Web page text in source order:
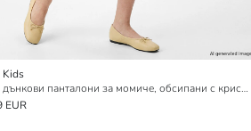
Kids
Къси дънкови панталони за момиче, обсипани с кристали
EUR